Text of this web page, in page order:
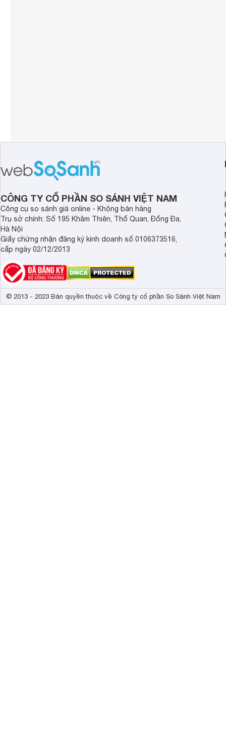
CÔNG TY CỔ PHẦN SO SÁNH VIỆT NAM
Công cụ so sánh giá online - Không bán hàng
Trụ sở chính: Số 195 Khâm Thiên, Thổ Quan, Đống Đa,
Hà Nội
Giấy chứng nhận đăng ký kinh doanh số 0106373516,
cấp ngày 02/12/2013
© 2013 - 2023 Bản quyền thuộc về Công ty cổ phần So Sánh Việt Nam